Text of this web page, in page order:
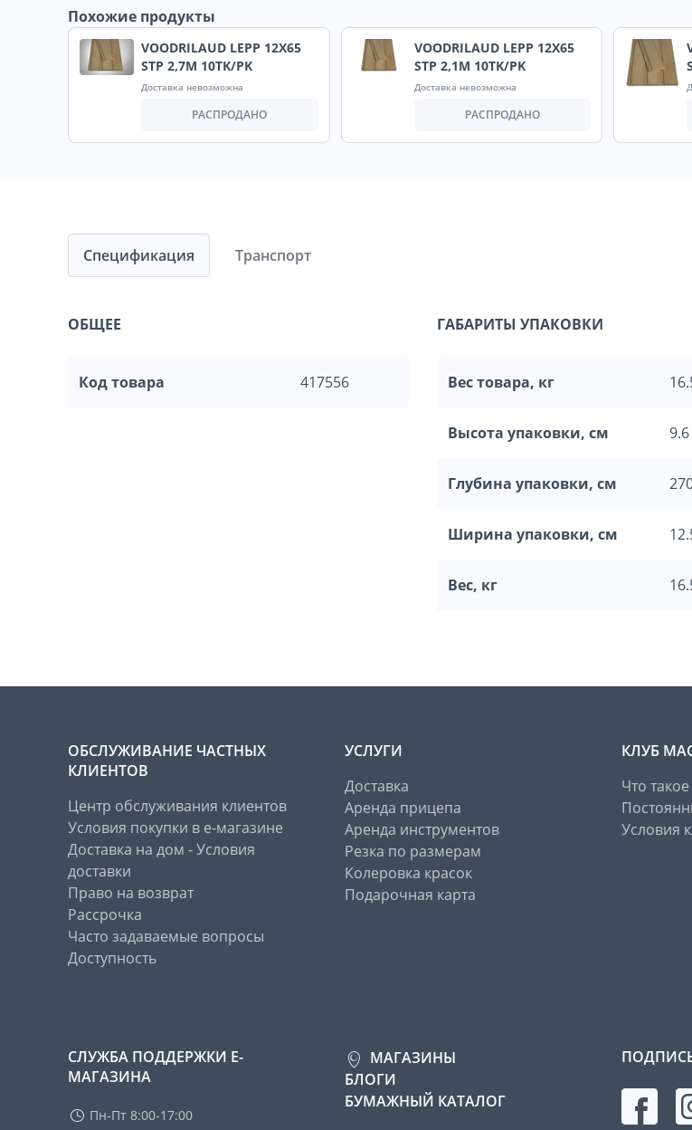
Похожие продукты
VOODRILAUD LEPP 12X65
STP 2,7M 10TK/PK
Доставка невозможна
РАСПРОДАНО
VOODRILAUD LEPP 12X65
STP 2,1M 10TK/PK
Доставка невозможна
РАСПРОДАНО
Спецификация
ОБЩЕЕ
Код товара 417556
ГАБАРИТЫ УПАКОВКИ
Вес товара, кг
Высота упаковки, см 9.6
Глубина упаковки, см
Ширина упаковки, см
Вес, кг
Транспорт
ОБСЛУЖИВАНИЕ ЧАСТНЫХ
КЛИЕНТОВ
Центр обслуживания клиентов
Условия покупки в е-магазине
Доставка на дом - Условия
доставки
Право на возврат
Рассрочка
Часто задаваемые вопросы
Доступность
УСЛУГИ
Доставка
Аренда прицепа
Аренда инструментов
Резка по размерам
Колеровка красок
Подарочная карта
КЛУБ
Что
Условия
СЛУЖБА ПОДДЕРЖКИ Е-
МАГАЗИНА
Пн-Пт 8:00-17:00
МАГАЗИНЫ
БЛОГИ
БУМАЖНЫЙ КАТАЛОГ